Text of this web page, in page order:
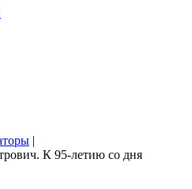
|
К 95-летию со дня